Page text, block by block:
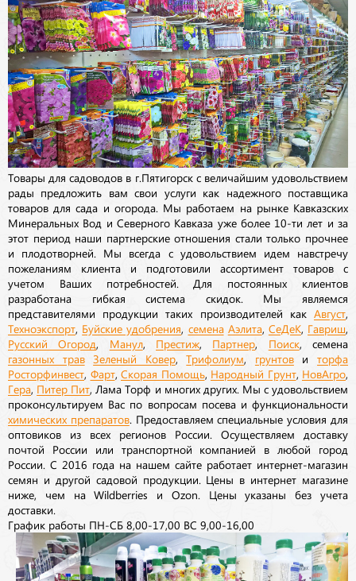
Товары для садоводов в г.Пятигорск с величайшим удовольствием
рады предложить вам свои услуги как надежного поставщика
товаров для сада и огорода. Мы работаем на рынке Кавказских
Минеральных Вод и Северного Кавказа уже более 10-ти лет и за
этот период наши партнерские отношения стали только прочнее
и плодотворней. Мы всегда с удовольствием идем навстречу
пожеланиям клиента и подготовили ассортимент товаров с
учетом Ваших потребностей. Для постоянных клиентов
разработана гибкая система скидок. Мы являемся
представителями продукции таких производителей как Август
Техноэкспорт Буйские удобрения семена Аэлита, СеДеК, Гавриш
Русский Огород Манул, Престиж Партнер Поиск, семена
газонных трав Зеленый Ковер,Трифолиум грунтовиторфа
Росторфинвест Фарт, Скорая Помощь Народный Грунт, НовАгро
Гера Питер Пит , Лама Торф и многих других. Мы с удовольствием
проконсультируем Вас по вопросам посева и функциональности
химических препаратов. Предоставляем специальные условия для
оптовиков из всех регионов России. Осуществляем доставку
почтой России или транспортной компанией в любой город
России. С 2016 года на нашем сайте работает интернет-магазин
семян и другой садовой продукции. Цены в интернет магазине
ниже, чем на Wildberries и Ozon. Цены указаны без учета
доставки.
График работы ПН-СБ 8,00-17,00 ВС 9,00-16,00